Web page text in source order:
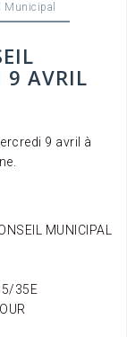
Municipal
9 AVRIL
9 avril à
MUNICIPAL
35E